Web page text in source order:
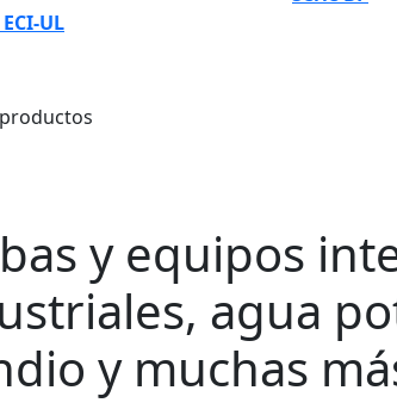
UL
y equipos
agua
y muchas